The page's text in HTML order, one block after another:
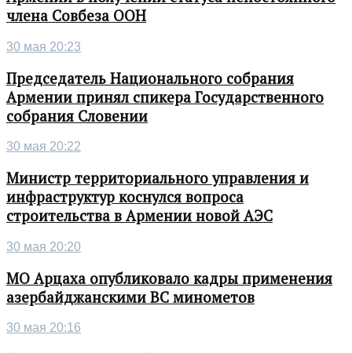
члена Совбеза ООН
30 мая 20:23
Председатель Национального собрания
Армении принял спикера Государственного
собрания Словении
30 мая 20:22
Министр территориального управления и
инфраструктур коснулся вопроса
строительства в Армении новой АЭС
30 мая 20:20
МО Арцаха опубликовало кадры применения
азербайджанскими ВС минометов
30 мая 20:16